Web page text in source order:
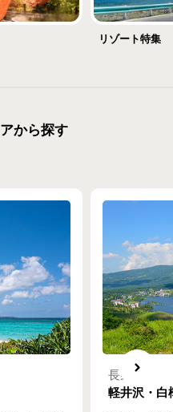
リゾート特集
から探す
長野県
軽井沢・白